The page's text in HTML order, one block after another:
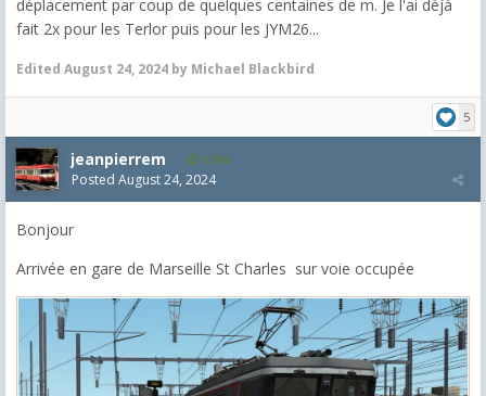
déplacement par coup de quelques centaines de m. Je l'ai déjà
fait 2x pour les Terlor puis pour les JYM26...
Edited August 24, 2024 by Michael Blackbird
5
jeanpierrem 5,986
Posted August 24, 2024
Bonjour
Arrivée en gare de Marseille St Charles sur voie occupée